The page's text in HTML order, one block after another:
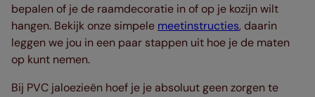
bepalen of je de raamdecoratie in of op je kozijn wilt
hangen. Bekijk onze simpele meetinstructies, daarin
leggen we jou in een paar stappen uit hoe je de maten
op kunt nemen.
Bij PVC jaloezieën hoef je je absoluut geen zorgen te